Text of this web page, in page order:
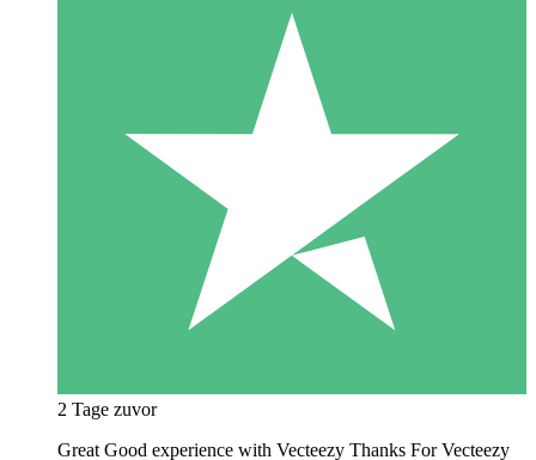
2 Tage zuvor
Great Good experience with Vecteezy Thanks For Vecteezy